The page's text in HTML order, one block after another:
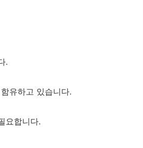
.
유하고 있습니다.
요합니다.